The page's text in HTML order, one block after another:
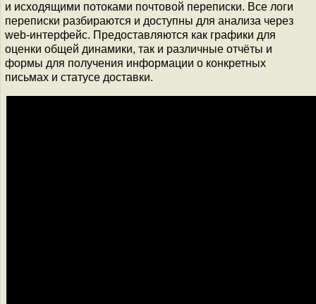
и исходящими потоками почтовой переписки. Все логи
переписки разбираются и доступны для анализа через
web-интерфейс. Предоставляются как графики для
оценки общей динамики, так и различные отчёты и
формы для получения информации о конкретных
письмах и статусе доставки.